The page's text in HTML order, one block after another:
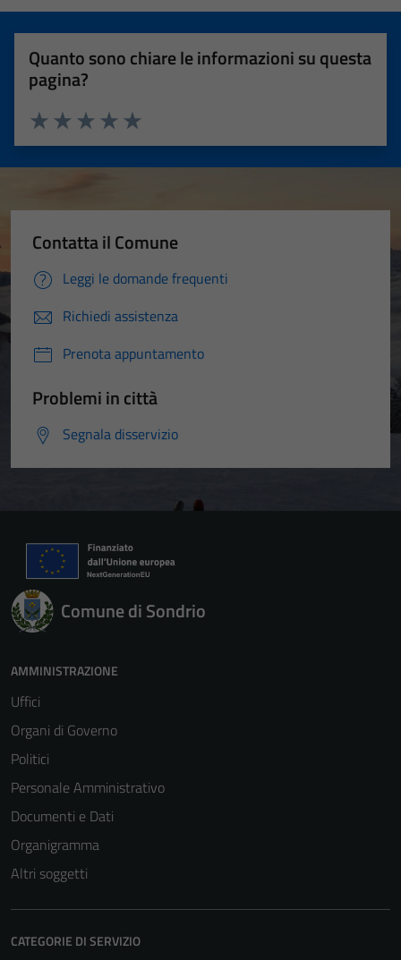
Quanto sono chiare le informazioni su questa
pagina?
Valuta 5 stelle su 5
Valuta 4 stelle su 5
Valuta 3 stelle su 5
Valuta 2 stelle su 5
Valuta 1 stelle su 5
Contatta il Comune
Leggi le domande frequenti
Richiedi assistenza
Prenota appuntamento
Problemi in città
Segnala disservizio
Comune di Sondrio
AMMINISTRAZIONE
Uffici
Organi di Governo
Politici
Personale Amministrativo
Documenti e Dati
Organigramma
Altri soggetti
CATEGORIE DI SERVIZIO